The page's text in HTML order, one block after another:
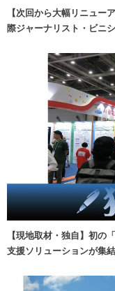
【次回から大幅リニュ
際ジャーナリスト・ビニ
【現地取材・独自】初の
支援ソリューションが集結